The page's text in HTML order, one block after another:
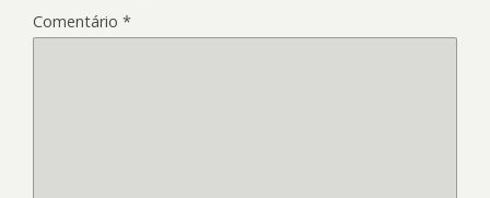
Comentário *